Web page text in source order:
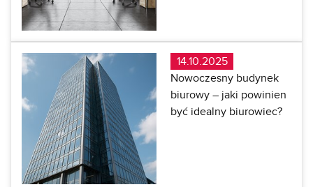
14.10.2025
Nowoczesny budynek
biurowy – jaki powinien
być idealny biurowiec?